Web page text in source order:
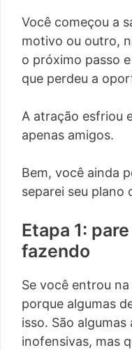
Você começou a
motivo ou outro,
o próximo passo
que perdeu a
A atração esfriou
apenas amigos.
Bem, você ainda
separei seu plano
Etapa 1:
fazendo
Se você entrou
porque algumas
isso. São
inofensivas, mas